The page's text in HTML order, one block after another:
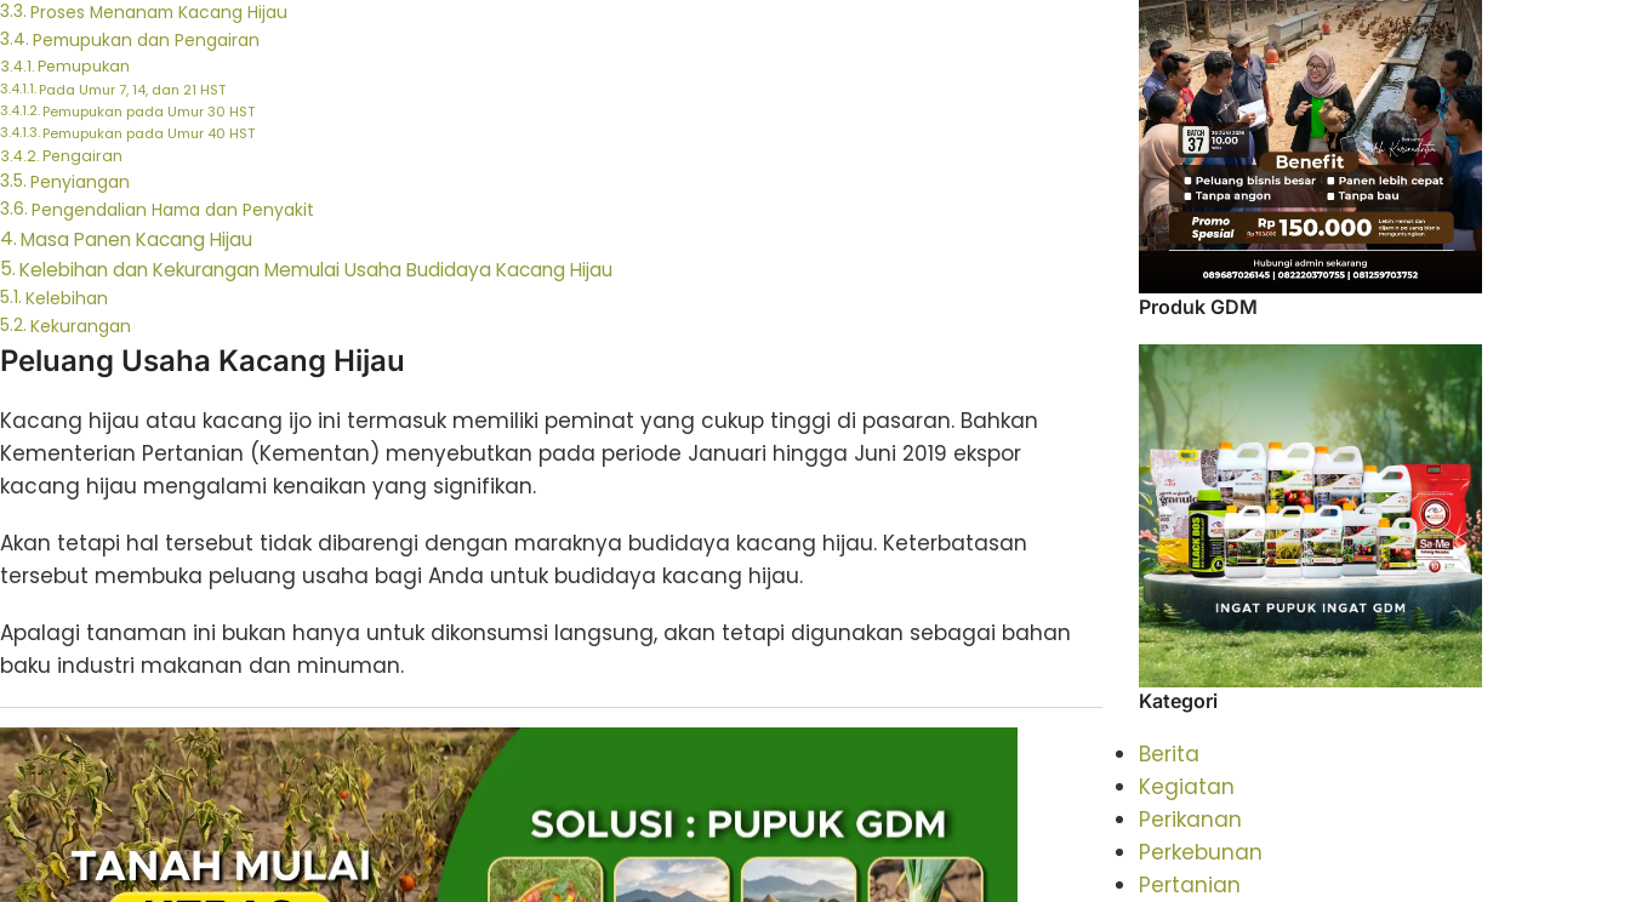
Proses Menanam Kacang Hijau
Pemupukan dan Pengairan
Pemupukan
Pada Umur 7, 14, dan 21 HST
Pemupukan pada Umur 30 HST
Pemupukan pada Umur 40 HST
Pengairan
Penyiangan
Pengendalian Hama dan Penyakit
Masa Panen Kacang Hijau
Kelebihan dan Kekurangan Memulai Usaha Budidaya Kacang Hijau
Kelebihan
Kekurangan
Peluang Usaha Kacang Hijau
Kacang hijau atau kacang ijo ini termasuk memiliki peminat yang cukup tinggi di pasaran. Bahkan
Kementerian Pertanian (Kementan) menyebutkan pada periode Januari hingga Juni 2019 ekspor
kacang hijau mengalami kenaikan yang signifikan.
Akan tetapi hal tersebut tidak dibarengi dengan maraknya budidaya kacang hijau. Keterbatasan
tersebut membuka peluang usaha bagi Anda untuk budidaya kacang hijau.
Apalagi tanaman ini bukan hanya untuk dikonsumsi langsung, akan tetapi digunakan sebagai bahan
baku industri makanan dan minuman.
Produk GDM
Kategori
Berita
Kegiatan
Perikanan
Perkebunan
Pertanian